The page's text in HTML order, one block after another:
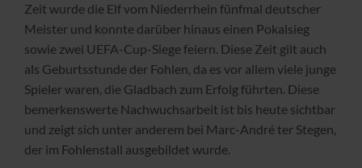
Zeit wurde die Elf vom Niederrhein fünfmal deutscher
Meister und konnte darüber hinaus einen Pokalsieg
sowie zwei UEFA-Cup-Siege feiern. Diese Zeit gilt auch
als Geburtsstunde der Fohlen, da es vor allem viele junge
Spieler waren, die Gladbach zum Erfolg führten. Diese
bemerkenswerte Nachwuchsarbeit ist bis heute sichtbar
und zeigt sich unter anderem bei Marc-André ter Stegen,
der im Fohlenstall ausgebildet wurde.